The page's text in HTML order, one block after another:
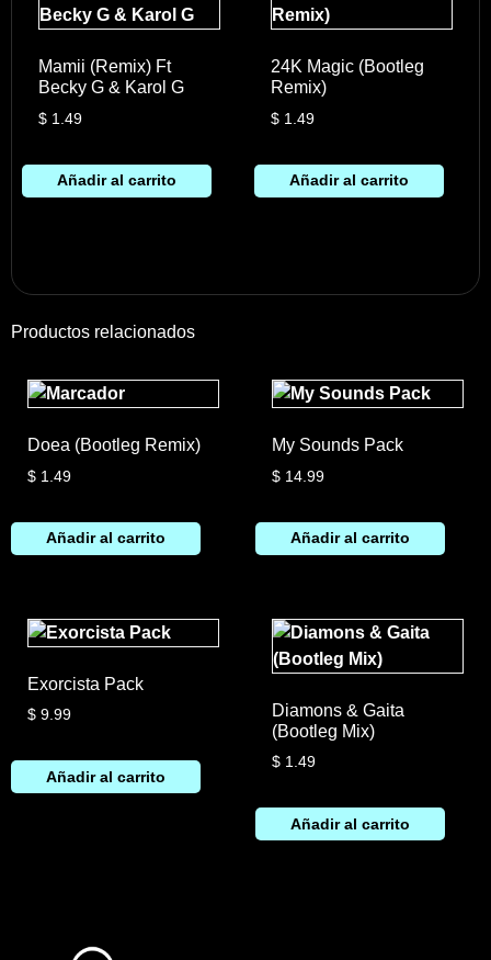
Mamii (Remix) Ft
Becky G & Karol G
$1.49
Añadir al carrito
24K Magic (Bootleg
Remix)
$ 1.49
Añadir al carrito
Productos relacionados
Doea (Bootleg Remix)
$ 1.49
Añadir al carrito
My Sounds Pack
$14.99
Añadir al carrito
Exorcista Pack
$ 9.99
Añadir al carrito
Diamons & Gaita
(Bootleg Mix)
$1.49
Añadir al carrito